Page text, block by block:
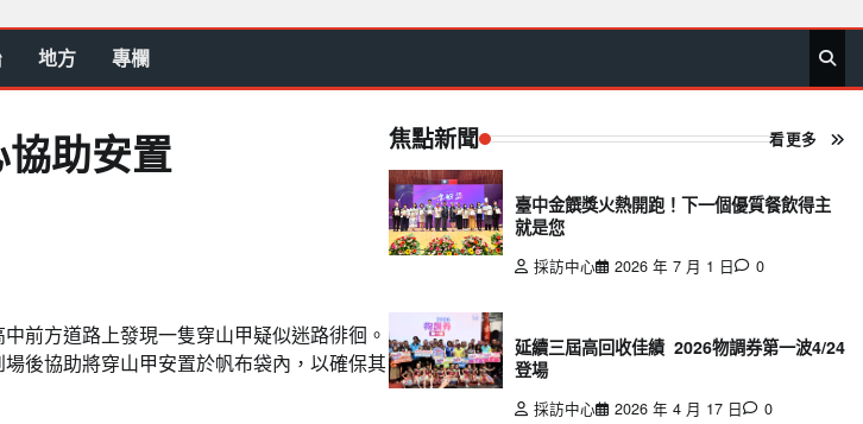
首 要 娛 生 社 文 公 運 旅 政 地
方
專
欄
地方 專欄
助安置
前方道路上發現一隻穿山甲疑似迷路徘徊。
後協助將穿山甲安置於帆布袋內，以確保其
焦點新聞 看更多
臺中金饌獎火熱開跑！下一個優質餐飲得主
就是您
採訪中心 2026 年 7 月 1 日 0
延續三屆高回收佳績 2026物調券第一波4/24
登場
採訪中心 2026 年 4 月 17 日 0